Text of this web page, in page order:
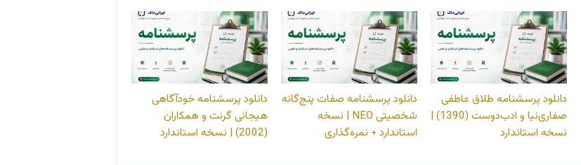
دانلود پرسشنامه طلاق عاطفی
صفاری‌نیا و ادب‌دوست (1390) |
نسخه استاندارد
دانلود پرسشنامه صفات پنج‌گانه
شخصیتی NEO | نسخه
استاندارد + نمره‌گذاری
دانلود پرسشنامه خودآگاهی
هیجانی گرنت و همکاران
(2002) | نسخه استاندارد